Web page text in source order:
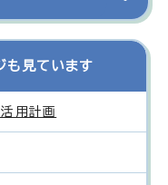
も見ています
用計画